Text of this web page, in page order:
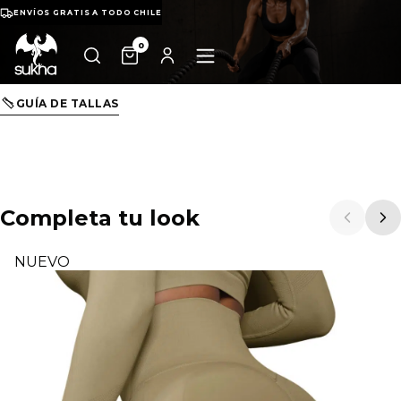
ENVÍOS GRATIS A TODO CHILE
0
GUÍA DE TALLAS
Completa tu look
NUEVO